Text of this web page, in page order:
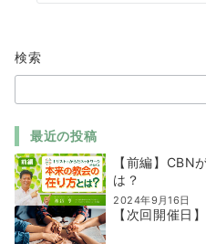
検索
最近の投稿
【前編】CBN
は？
2024年9月16日
【次回開催日